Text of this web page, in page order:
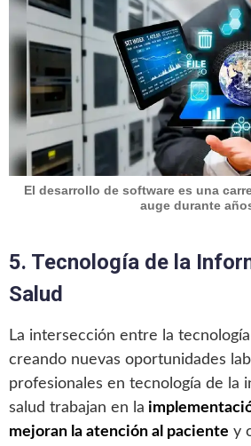
El desarrollo de software es una
auge durante
5. Tecnología de la
Salud
La intersección entre la
creando nuevas oportunidades
profesionales en tecnología de la
salud trabajan en la
mejoran la atención al paciente y